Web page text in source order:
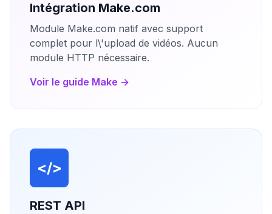
Intégration Make.com
Module Make.com natif avec support
complet pour l\'upload de vidéos. Aucun
module HTTP nécessaire.
Voir le guide Make →
</>
REST API